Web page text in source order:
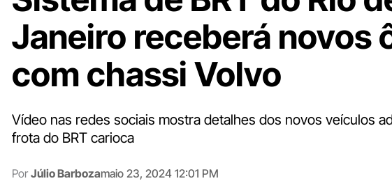
Janeiro receberá novos
com chassi Volvo
Vídeo nas redes sociais mostra detalhes dos novos veículos
frota do BRT carioca
Por Júlio Barbozamaio 23, 2024 12:01 PM